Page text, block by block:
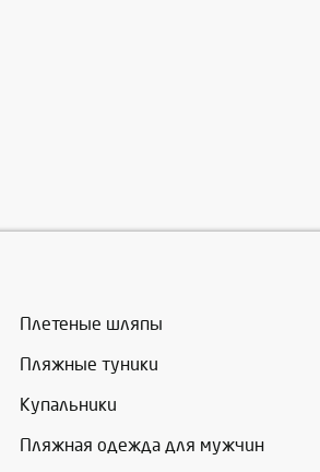
Плетеные шляпы
Пляжные туники
Купальники
Пляжная одежда для мужчин